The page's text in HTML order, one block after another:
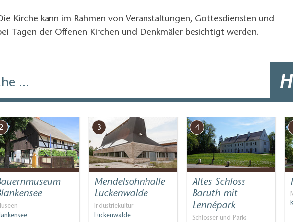
Kirche kann im Rahmen von Veranstaltungen, Gottesdiensten und
Tagen der Offenen Kirchen und Denkmäler besichtigt werden.
... H
2 3
Mendelsohnhalle
Luckenwalde
Industriekultur
Luckenwalde
4
Altes Schloss
Baruth mit
Lennépark
Schlösser und Parks